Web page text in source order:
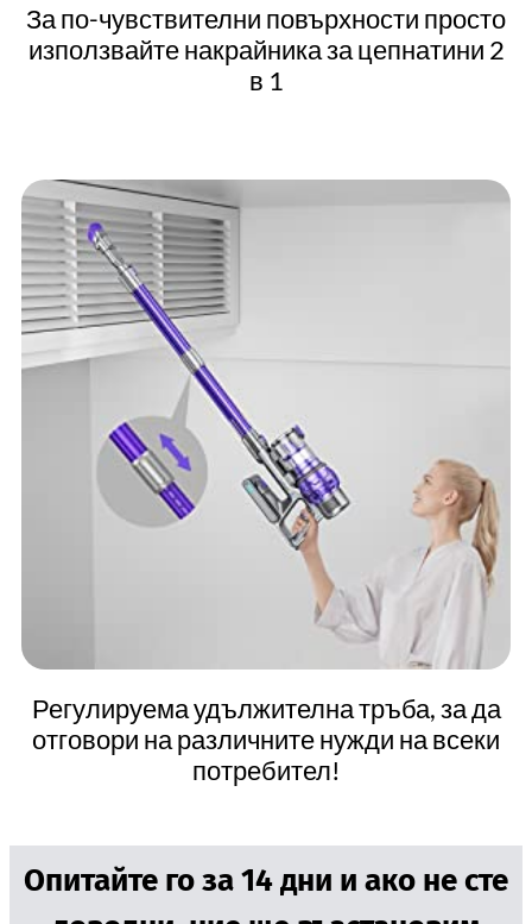
За по-чувствителни повърхности просто
използвайте накрайника за цепнатини 2
в 1
Регулируема удължителна тръба, за да
отговори на различните нужди на всеки
потребител!
Опитайте го за 14 дни и ако не сте